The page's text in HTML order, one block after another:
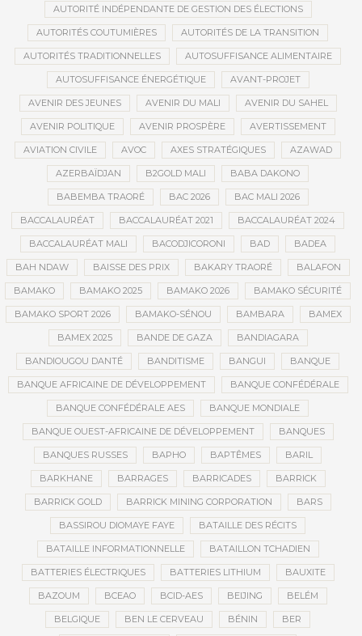
AUTORITÉ INDÉPENDANTE DE GESTION DES ÉLECTIONS
AUTORITÉS COUTUMIÈRES AUTORITÉS DE LA TRANSITION
AUTORITÉS TRADITIONNELLES AUTOSUFFISANCE ALIMENTAIRE
AUTOSUFFISANCE ÉNERGÉTIQUE AVANT-PROJET
AVENIR DES JEUNES AVENIR DU MALI AVENIR DU SAHEL
AVENIR POLITIQUE AVENIR PROSPÈRE AVERTISSEMENT
AVIATION CIVILE AVOC AXES STRATÉGIQUES AZAWAD
AZERBAÏDJAN B2GOLD MALI BABA DAKONO
BABEMBA TRAORÉ BAC 2026 BAC MALI 2026
BACCALAURÉAT BACCALAURÉAT 2021 BACCALAURÉAT 2024
BACCALAURÉAT MALI BACODJICORONI BAD BADEA
BAH NDAW BAISSE DES PRIX BAKARY TRAORÉ BALAFON
BAMAKO BAMAKO 2025 BAMAKO 2026 BAMAKO SÉCURITÉ
BAMAKO SPORT 2026 BAMAKO-SÉNOU BAMBARA BAMEX
BAMEX 2025 BANDE DE GAZA BANDIAGARA
BANDIOUGOU DANTÉ BANDITISME BANGUI BANQUE
BANQUE AFRICAINE DE DÉVELOPPEMENT BANQUE CONFÉDÉRALE
BANQUE CONFÉDÉRALE AES BANQUE MONDIALE
BANQUE OUEST-AFRICAINE DE DÉVELOPPEMENT BANQUES
BANQUES RUSSES BAPHO BAPTÊMES BARIL
BARKHANE BARRAGES BARRICADES BARRICK
BARRICK GOLD BARRICK MINING CORPORATION BARS
BASSIROU DIOMAYE FAYE BATAILLE DES RÉCITS
BATAILLE INFORMATIONNELLE BATAILLON TCHADIEN
BATTERIES ÉLECTRIQUES BATTERIES LITHIUM BAUXITE
BAZOUM BCEAO BCID-AES BEIJING BELÉM
BELGIQUE BEN LE CERVEAU BÉNIN BER